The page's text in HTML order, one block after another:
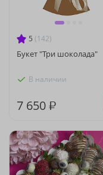
5 (142)
Букет "Три шоколада"
В наличии
7 650 ₽